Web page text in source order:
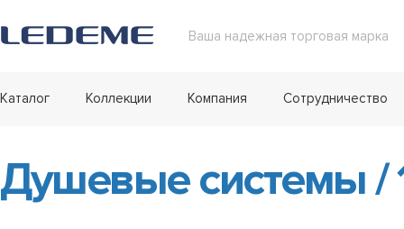
Ваша надежная торговая марка
Каталог Коллекции Компания Сотрудничество
Душевые системы/